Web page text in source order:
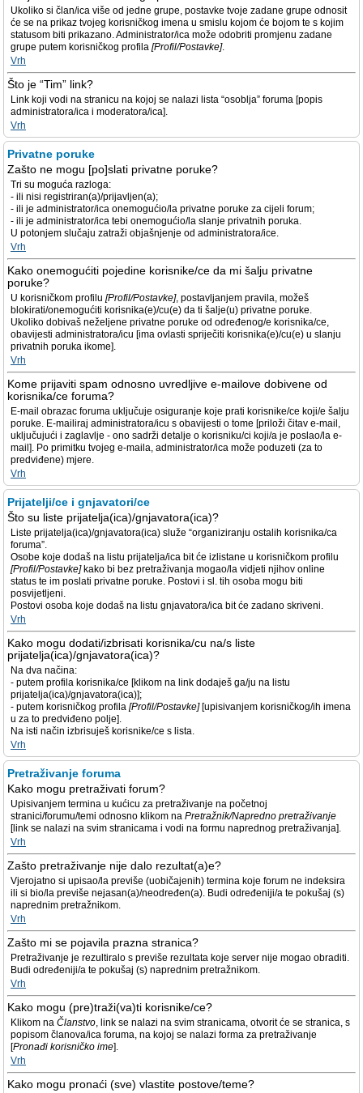
Ukoliko si član/ica više od jedne grupe, postavke tvoje zadane grupe odnosit
će se na prikaz tvojeg korisničkog imena u smislu kojom će bojom te s kojim
statusom biti prikazano. Administrator/ica može odobriti promjenu zadane
grupe putem korisničkog profila [Profil/Postavke].
Vrh
Što je “Tim” link?
Link koji vodi na stranicu na kojoj se nalazi lista “osoblja” foruma [popis
administratora/ica i moderatora/ica].
Vrh
Privatne poruke
Zašto ne mogu [po]slati privatne poruke?
Tri su moguća razloga:
- ili nisi registriran(a)/prijavljen(a);
- ili je administrator/ica onemogućio/la privatne poruke za cijeli forum;
- ili je administrator/ica tebi onemogućio/la slanje privatnih poruka.
U potonjem slučaju zatraži objašnjenje od administratora/ice.
Vrh
Kako onemogućiti pojedine korisnike/ce da mi šalju privatne
poruke?
U korisničkom profilu [Profil/Postavke], postavljanjem pravila, možeš
blokirati/onemogućiti korisnika(e)/cu(e) da ti šalje(u) privatne poruke.
Ukoliko dobivaš neželjene privatne poruke od određenog/e korisnika/ce,
obavijesti administratora/icu [ima ovlasti spriječiti korisnika(e)/cu(e) u slanju
privatnih poruka ikome].
Vrh
Kome prijaviti spam odnosno uvredljive e-mailove dobivene od
korisnika/ce foruma?
E-mail obrazac foruma uključuje osiguranje koje prati korisnike/ce koji/e šalju
poruke. E-mailiraj administratora/icu s obavijesti o tome [priloži čitav e-mail,
uključujući i zaglavlje - ono sadrži detalje o korisniku/ci koji/a je poslao/la e-
mail]. Po primitku tvojeg e-maila, administrator/ica može poduzeti (za to
predviđene) mjere.
Vrh
Prijatelji/ce i gnjavatori/ce
Što su liste prijatelja(ica)/gnjavatora(ica)?
Liste prijatelja(ica)/gnjavatora(ica) služe “organiziranju ostalih korisnika/ca
foruma”.
Osobe koje dodaš na listu prijatelja/ica bit će izlistane u korisničkom profilu
[Profil/Postavke]kako bi bez pretraživanja mogao/la vidjeti njihov online
status te im poslati privatne poruke. Postovi i sl. tih osoba mogu biti
posvijetljeni.
Postovi osoba koje dodaš na listu gnjavatora/ica bit će zadano skriveni.
Vrh
Kako mogu dodati/izbrisati korisnika/cu na/s liste
prijatelja(ica)/gnjavatora(ica)?
Na dva načina:
- putem profila korisnika/ce [klikom na link dodaješ ga/ju na listu
prijatelja(ica)/gnjavatora(ica)];
- putem korisničkog profila [Profil/Postavke][upisivanjem korisničkog/ih imena
u za to predviđeno polje].
Na isti način izbrisuješ korisnike/ce s lista.
Vrh
Pretraživanje foruma
Kako mogu pretraživati forum?
Upisivanjem termina u kućicu za pretraživanje na početnoj
stranici/forumu/temi odnosno klikom na Pretražnik/Napredno pretraživanje
[link se nalazi na svim stranicama i vodi na formu naprednog pretraživanja].
Vrh
Zašto pretraživanje nije dalo rezultat(a)e?
Vjerojatno si upisao/la previše (uobičajenih) termina koje forum ne indeksira
ili si bio/la previše nejasan(a)/neodređen(a). Budi određeniji/a te pokušaj (s)
naprednim pretražnikom.
Vrh
Zašto mi se pojavila prazna stranica?
Pretraživanje je rezultiralo s previše rezultata koje server nije mogao obraditi.
Budi određeniji/a te pokušaj (s) naprednim pretražnikom.
Vrh
Kako mogu (pre)traži(va)ti korisnike/ce?
Klikom na Članstvo, link se nalazi na svim stranicama, otvorit će se stranica, s
popisom članova/ica foruma, na kojoj se nalazi forma za pretraživanje
[Pronađi korisničko ime].
Vrh
Kako mogu pronaći (sve) vlastite postove/teme?